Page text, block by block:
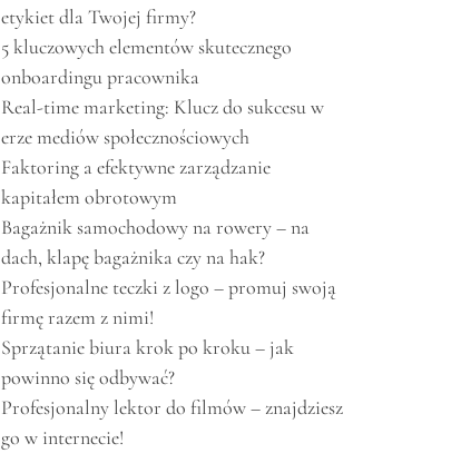
etykiet dla Twojej firmy?
5 kluczowych elementów skutecznego
onboardingu pracownika
Real-time marketing: Klucz do sukcesu w
erze mediów społecznościowych
Faktoring a efektywne zarządzanie
kapitałem obrotowym
Bagażnik samochodowy na rowery – na
dach, klapę bagażnika czy na hak?
Profesjonalne teczki z logo – promuj swoją
firmę razem z nimi!
Sprzątanie biura krok po kroku – jak
powinno się odbywać?
Profesjonalny lektor do filmów – znajdziesz
go w internecie!